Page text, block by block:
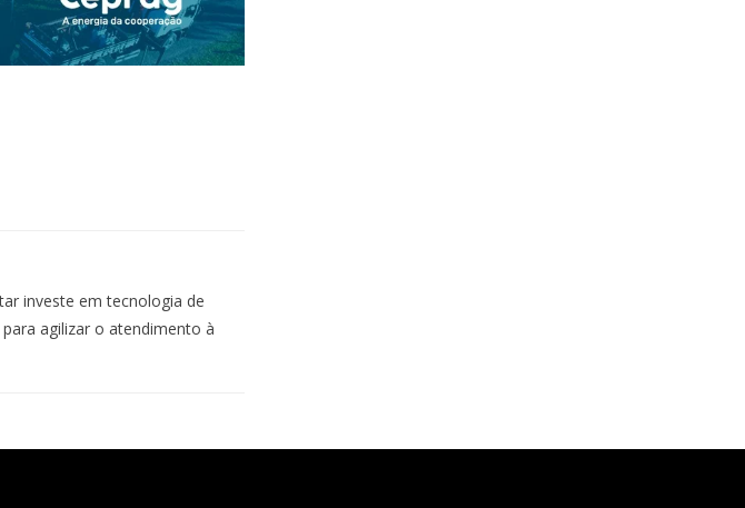
investe em tecnologia de
agilizar o atendimento à